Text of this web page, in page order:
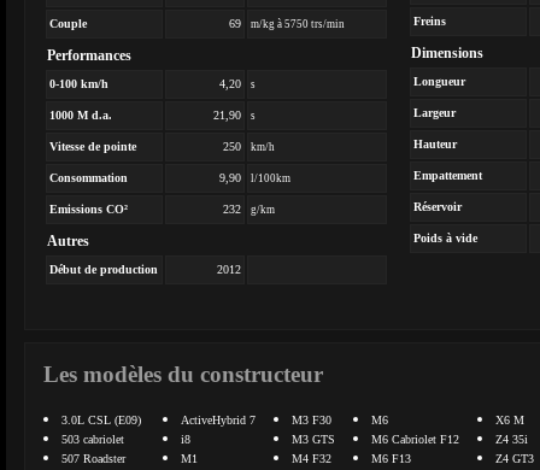
Couple 69 m/kg à 5750 trs/min
Performances
0-100 km/h 4,20 s
1000 M d.a. 21,90 s
Vitesse de pointe 250 km/h
Consommation 9,90 l/100km
Emissions CO² 232 g/km
Autres
Début de production 2012
Freins
Dimensions
Longueur
Largeur
Hauteur
Empattement
Réservoir
Poids à vide
Les modèles du constructeur
3.0L CSL (E09)
503 cabriolet
507 Roadster
ActiveHybrid 7
i8
M1
M3 F30
M3 GTS
M4 F32
M6
M6 Cabriolet F12
M6 F13
X6 M
Z4 35i
Z4 GT3